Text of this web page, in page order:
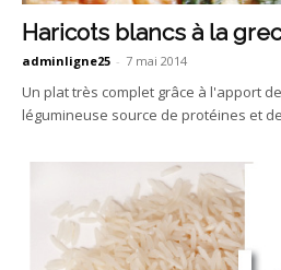
Haricots blancs à la
adminligne25 - 7 mai 2014
Un plat très complet grâce à l'apport
légumineuse source de protéines et